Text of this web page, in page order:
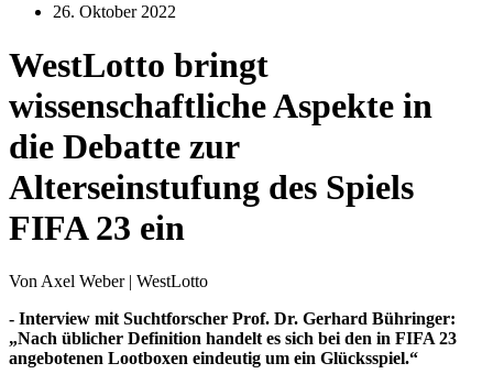
26. Oktober 2022
WestLotto bringt
wissenschaftliche Aspekte in
die Debatte zur
Alterseinstufung des Spiels
FIFA 23 ein
Von Axel Weber | WestLotto
- Interview mit Suchtforscher Prof. Dr. Gerhard Bühringer:
„Nach üblicher Definition handelt es sich bei den in FIFA 23
angebotenen Lootboxen eindeutig um ein Glücksspiel.“